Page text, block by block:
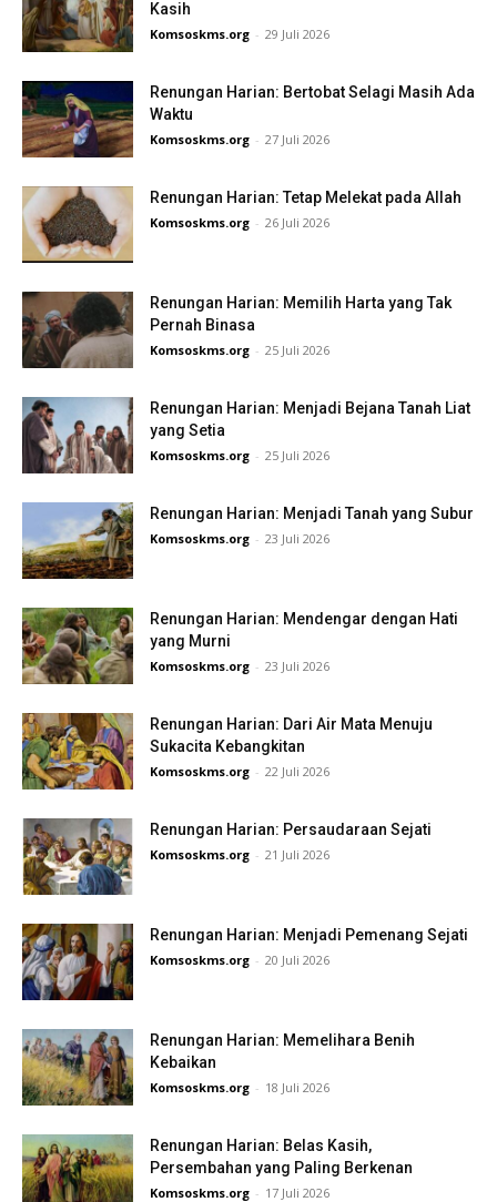
Kasih
Komsoskms.org - 29 Juli 2026
Renungan Harian: Bertobat Selagi Masih Ada
Waktu
Komsoskms.org - 27 Juli 2026
Renungan Harian: Tetap Melekat pada Allah
Komsoskms.org - 26 Juli 2026
Renungan Harian: Memilih Harta yang Tak
Pernah Binasa
Komsoskms.org - 25 Juli 2026
Renungan Harian: Menjadi Bejana Tanah Liat
yang Setia
Komsoskms.org - 25 Juli 2026
Renungan Harian: Menjadi Tanah yang Subur
Komsoskms.org - 23 Juli 2026
Renungan Harian: Mendengar dengan Hati
yang Murni
Komsoskms.org - 23 Juli 2026
Renungan Harian: Dari Air Mata Menuju
Sukacita Kebangkitan
Komsoskms.org - 22 Juli 2026
Renungan Harian: Persaudaraan Sejati
Komsoskms.org - 21 Juli 2026
Renungan Harian: Menjadi Pemenang Sejati
Komsoskms.org - 20 Juli 2026
Renungan Harian: Memelihara Benih
Kebaikan
Komsoskms.org - 18 Juli 2026
Renungan Harian: Belas Kasih,
Persembahan yang Paling Berkenan
Komsoskms.org - 17 Juli 2026